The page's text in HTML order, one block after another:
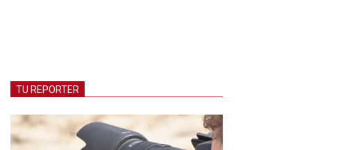
TU REPORTER